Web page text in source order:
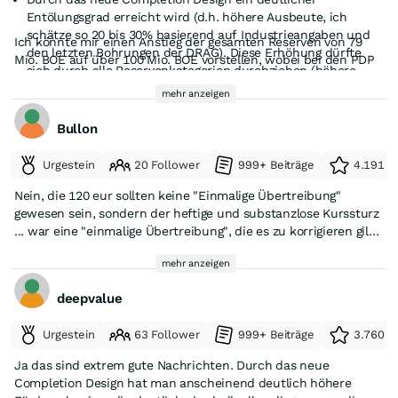
Entölungsgrad erreicht wird (d.h. höhere Ausbeute, ich
schätze so 20 bis 30% basierend auf Industrieangaben und
den letzten Bohrungen der DRAG). Diese Erhöhung dürfte
sich durch alle Reservenkategorien durchziehen (höhere
Durch die vielen Bohrungen nicht nur die PDP Reserven (d.h.
die schon produzierenden) sondern auch die proven und
probable Reserves hoch gehen dürften (u.a. sollen ja auch im
westlichen Gebiet ganz neue Gegenden erstmal erkundet
werden mit einer Bohrung).
Ich könnte mir einen Anstieg der gesamten Reserven von 79
Mio. BOE auf über 100 Mio. BOE vorstellen, wobei bei den PDP
mehr anzeigen
Bullon
Urgestein 20 Follower 999+ Beiträge 4.191
Nein, die 120 eur sollten keine "Einmalige Übertreibung"
gewesen sein, sondern der heftige und substanzlose Kurssturz
... war eine "einmalige Übertreibung", die es zu korrigieren gilt
mehr anzeigen
deepvalue
Urgestein 63 Follower 999+ Beiträge 3.760
Ja das sind extrem gute Nachrichten. Durch das neue
Completion Design hat man anscheinend deutlich höhere